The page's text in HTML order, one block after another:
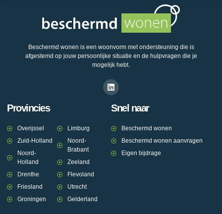
Beschermd wonen is een woonvorm met ondersteuning die is
afgestemd op jouw persoonlijke situatie en de hulpvragen die je
mogelijk hebt.
Provincies
Overijssel
Zuid-Holland
Noord-
Holland
Drenthe
Friesland
Groningen
Limburg
Noord-
Brabant
Zeeland
Flevoland
Utrecht
Gelderland
Snel naar
Beschermd wonen
Beschermd wonen aanvragen
Eigen bijdrage